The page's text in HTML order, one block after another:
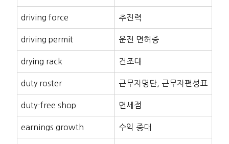
driving force 추진력
driving permit 운전 면허증
drying rack 건조대
duty roster 근무자명단, 근무자편성표
duty-free shop 면세점
earnings growth 수익 증대